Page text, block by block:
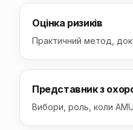
Оцінка ризиків
Практичний метод,
Представник з
Вибори, роль, коли